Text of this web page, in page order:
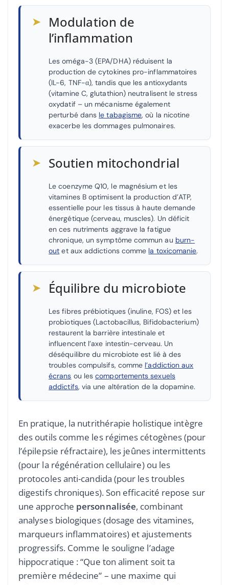
➤ Modulation de
l’inflammation
Les oméga-3 (EPA/DHA) réduisent la
production de cytokines pro-inflammatoires
(IL-6, TNF-α), tandis que les antioxydants
(vitamine C, glutathion) neutralisent le stress
oxydatif – un mécanisme également
perturbé dans le tabagisme, où la nicotine
exacerbe les dommages pulmonaires.
➤ Soutien mitochondrial
Le coenzyme Q10, le magnésium et les
vitamines B optimisent la production d’ATP,
essentielle pour les tissus à haute demande
énergétique (cerveau, muscles). Un déficit
en ces nutriments aggrave la fatigue
chronique, un symptôme commun au burn-
out et aux addictions comme la toxicomanie.
➤ Équilibre du microbiote
Les fibres prébiotiques (inuline, FOS) et les
probiotiques (Lactobacillus, Bifidobacterium)
restaurent la barrière intestinale et
influencent l’axe intestin-cerveau. Un
déséquilibre du microbiote est lié à des
troubles compulsifs, comme l’addiction aux
écrans ou lescomportements sexuels
addictifs, via une altération de la dopamine.
En pratique, la nutrithérapie holistique intègre
des outils comme les régimes cétogènes (pour
l’épilepsie réfractaire), les jeûnes intermittents
(pour la régénération cellulaire) ou les
protocoles anti-candida (pour les troubles
digestifs chroniques). Son efficacité repose sur
une approche personnalisée, combinant
analyses biologiques (dosage des vitamines,
marqueurs inflammatoires) et ajustements
progressifs. Comme le souligne l’adage
hippocratique : “Que ton aliment soit ta
première médecine” – une maxime qui